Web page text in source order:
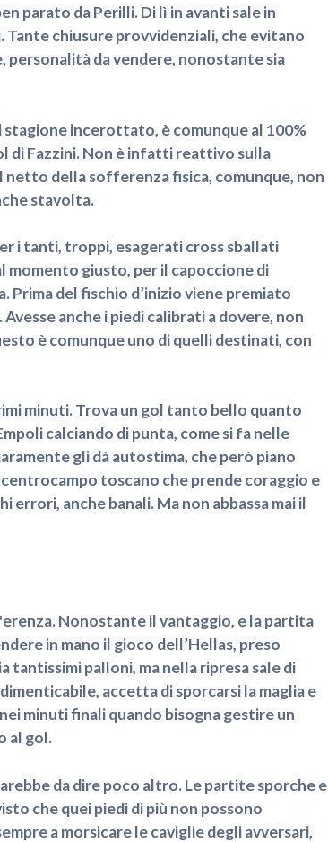
parato da Perilli. Di lì in avanti sale in
chiusure provvidenziali, che evitano
personalità da vendere, nonostante sia
incerottato, è comunque al 100%
di Fazzini. Non è infatti reattivo sulla
netto della sofferenza fisica, comunque, non
stavolta.
i tanti, troppi, esagerati cross sballati
giusto, per il capoccione di
Prima del fischio d’inizio viene premiato
anche i piedi calibrati a dovere, non
è comunque uno di quelli destinati, con
minuti. Trova un gol tanto bello quanto
calciando di punta, come si fa nelle
gli dà autostima, che però piano
toscano che prende coraggio e
errori, anche banali. Ma non abbassa mai il
Nonostante il vantaggio, e la partita
in mano il gioco dell’Hellas, preso
tantissimi palloni, ma nella ripresa sale di
accetta di sporcarsi la maglia e
minuti finali quando bisogna gestire un
al gol.
da dire poco altro. Le partite sporche e
che quei piedi di più non possono
a morsicare le caviglie degli avversari,